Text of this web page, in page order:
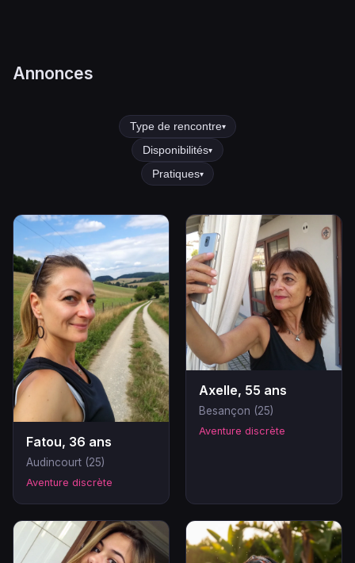
Annonces
Type de rencontre▾
Disponibilités▾
Pratiques▾
Fatou, 36 ans
Audincourt (25)
Aventure discrète
Axelle, 55 ans
Besançon (25)
Aventure discrète